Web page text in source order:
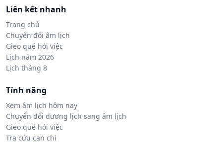
Liên kết nhanh
Trang chủ
Chuyển đổi âm lịch
Gieo quẻ hỏi việc
Lịch năm 2026
Lịch tháng 8
Tính năng
Xem âm lịch hôm nay
Chuyển đổi dương lịch sang âm lịch
Gieo quẻ hỏi việc
Tra cứu can chi